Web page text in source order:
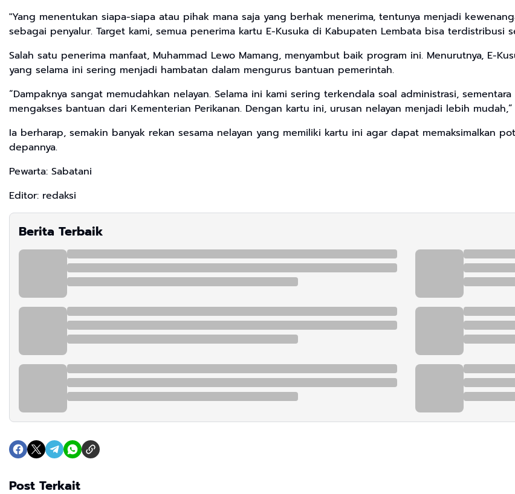
"Yang menentukan siapa-siapa atau pihak mana saja yang berhak menerima, tentunya menjadi
sebagai penyalur. Target kami, semua penerima kartu E-Kusuka di Kabupaten Lembata bisa terdistribusi
Salah satu penerima manfaat, Muhammad Lewo Mamang, menyambut baik program ini. Menurutnya, E-
yang selama ini sering menjadi hambatan dalam mengurus bantuan pemerintah.
“Dampaknya sangat memudahkan nelayan. Selama ini kami sering terkendala soal administrasi,
mengakses bantuan dari Kementerian Perikanan. Dengan kartu ini, urusan nelayan menjadi lebih mudah,”
Ia berharap, semakin banyak rekan sesama nelayan yang memiliki kartu ini agar dapat memaksimalkan
depannya.
Pewarta: Sabatani
Editor: redaksi
Berita Terbaik
Post Terkait